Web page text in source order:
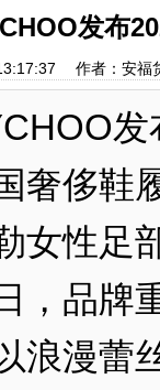
发布
作者：安
奢侈鞋
女性足
，品牌
浪漫蕾